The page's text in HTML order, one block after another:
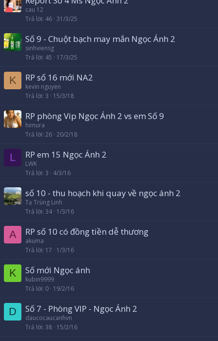
cau 12
Trả lời 46 31/3/25
Số 9 - Chuột bạch may mắn Ngọc Ánh 2
sinhviensg
Trả lời 45 17/3/25
K RP số 16 mới NA2
kevin nguyen
Trả lời 3 15/3/18
RP phòng Vip Ngọc Ánh 2 vs em Số 9
himura
Trả lời 26 20/2/18
L RP em 15 Ngọc Ánh 2
LWK
Trả lời 3 4/3/16
số 10 - thu hoạch khi quay về ngọc ánh 2
Tạ Trùng Linh
Trả lời 34 1/3/16
A RP số 10 có đồng tiền dễ thương
akuma
Trả lời 17 1/3/16
K Số mới Ngọc ánh
kubin9999
Trả lời 0 19/2/16
D Số 7 - Phòng VIP - Ngọc Ánh 2
daucocaucanhvn
Trả lời 38 15/2/16